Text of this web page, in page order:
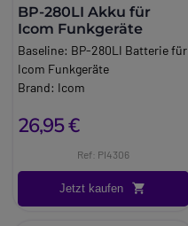
BP-280LI Akku für
Icom Funkgeräte
Baseline: BP-280LI Batterie für
Icom Funkgeräte
Brand: Icom
Kompatibel mit Icom-
26,95 €
Ref: PI4306
Jetzt kaufen